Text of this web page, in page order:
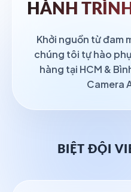
HÀNH TRÌNH
Khởi nguồn từ đam
chúng tôi tự hào
hàng tại HCM &
Camera
BIỆT ĐỘI